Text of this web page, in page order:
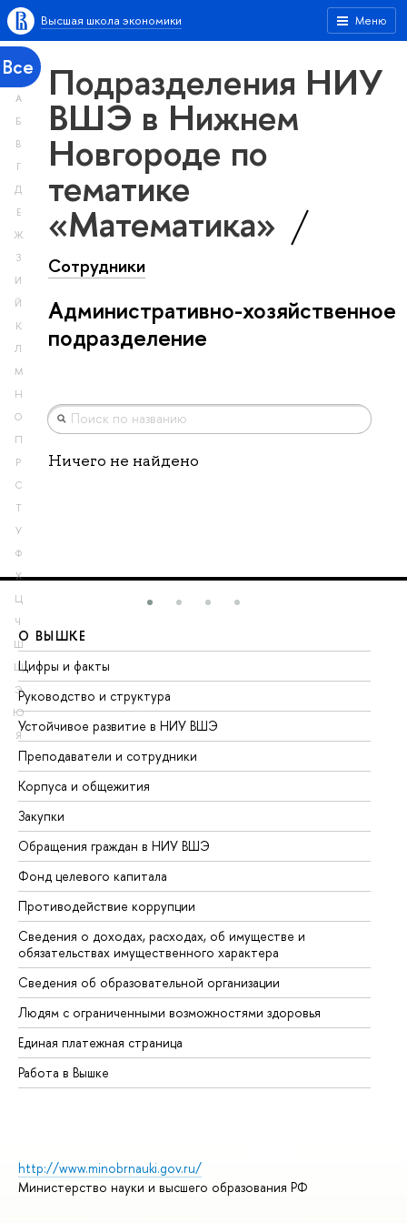
Меню
Высшая школа экономики
Все
А
Б
В
Г
Д
Е
Ж
З
И
Й
К
Л
М
Н
О
П
Р
С
Т
У
Ф
Х
Ц
Ч
Ш
Щ
Э
Ю
Я
Подразделения НИУ
ВШЭ в Нижнем
Новгороде по
тематике
«Математика»
Сотрудники
Административно-хозяйственное
подразделение
Ничего не найдено
О ВЫШКЕ
Цифры и факты
Руководство и структура
Устойчивое развитие в НИУ ВШЭ
Преподаватели и сотрудники
Корпуса и общежития
Закупки
Обращения граждан в НИУ ВШЭ
Фонд целевого капитала
Противодействие коррупции
Сведения о доходах, расходах, об имуществе и
обязательствах имущественного характера
Сведения об образовательной организации
Людям с ограниченными возможностями здоровья
Единая платежная страница
Работа в Вышке
http://www.minobrnauki.gov.ru/
Министерство науки и высшего образования РФ